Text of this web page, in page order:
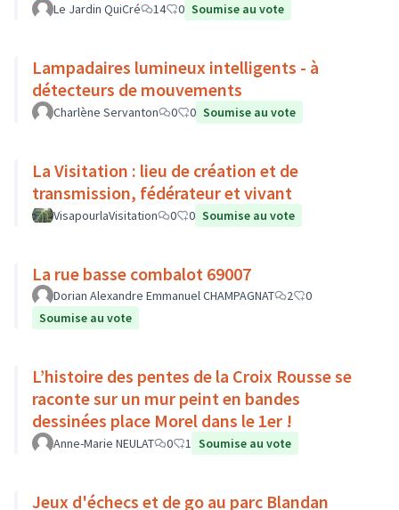
Le Jardin QuiCré 14 0 Soumise au vote
Lampadaires lumineux intelligents - à
détecteurs de mouvements
Charlène Servanton 0 0 Soumise au vote
La Visitation : lieu de création et de
transmission, fédérateur et vivant
VisapourlaVisitation 0 0 Soumise au vote
La rue basse combalot 69007
Dorian Alexandre Emmanuel CHAMPAGNAT 2
0
Soumise au vote
L’histoire des pentes de la Croix Rousse se
raconte sur un mur peint en bandes
dessinées place Morel dans le 1er !
Anne-Marie NEULAT 0 1 Soumise au vote
Jeux d'échecs et de go au parc Blandan